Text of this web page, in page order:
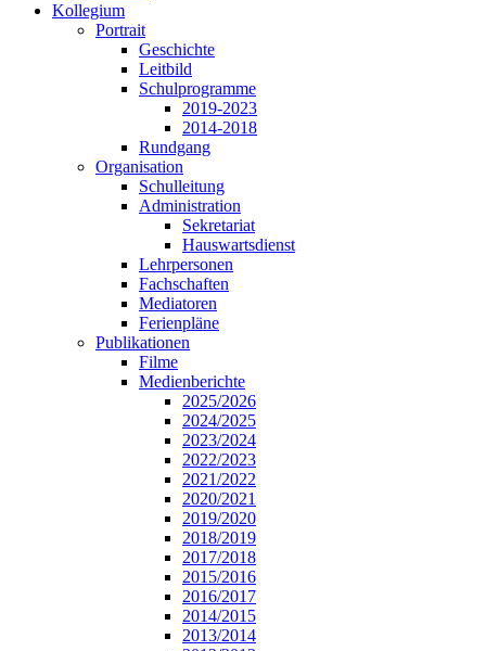
Kollegium
Portrait
Geschichte
Leitbild
Schulprogramme
2019-2023
2014-2018
Rundgang
Organisation
Schulleitung
Administration
Sekretariat
Hauswartsdienst
Lehrpersonen
Fachschaften
Mediatoren
Ferienpläne
Publikationen
Filme
Medienberichte
2025/2026
2024/2025
2023/2024
2022/2023
2021/2022
2020/2021
2019/2020
2018/2019
2017/2018
2015/2016
2016/2017
2014/2015
2013/2014